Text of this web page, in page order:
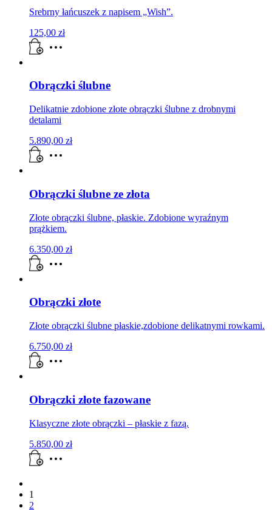
Srebrny łańcuszek z napisem „Wish”.
125,00 zł
Obrączki ślubne
Delikatnie zdobione złote obrączki ślubne z drobnymi
detalami
5.890,00 zł
Obrączki ślubne ze złota
Złote obrączki ślubne, płaskie. Zdobione wyraźnym
prążkiem.
6.350,00 zł
Obrączki złote
Złote obrączki ślubne płaskie,zdobione delikatnymi rowkami.
6.750,00 zł
Obrączki złote fazowane
Klasyczne złote obrączki – płaskie z fazą.
5.850,00 zł
1
2